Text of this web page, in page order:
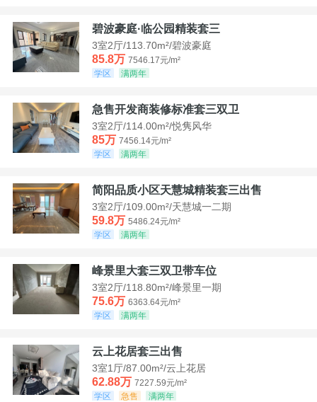
碧波豪庭·临公园精装套三
3室2厅/113.70m²/碧波豪庭
85.8万 7546.17元/m²
学区
满两年
急售开发商装修标准套三双卫
3室2厅/114.00m²/悦隽风华
85万 7456.14元/m²
学区
满两年
简阳品质小区天慧城精装套三出售
3室2厅/109.00m²/天慧城一二期
59.8万 5486.24元/m²
学区
满两年
峰景里大套三双卫带车位
3室2厅/118.80m²/峰景里一期
75.6万 6363.64元/m²
学区
满两年
云上花居套三出售
3室1厅/87.00m²/云上花居
62.88万 7227.59元/m²
学区
急售 满两年